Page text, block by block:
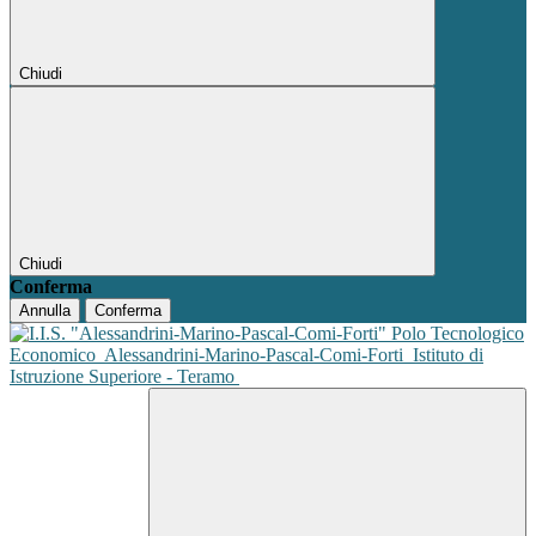
Chiudi
Chiudi
Conferma
Annulla Conferma
Polo Tecnologico
Economico Alessandrini-Marino-Pascal-Comi-Forti Istituto di
Istruzione Superiore - Teramo